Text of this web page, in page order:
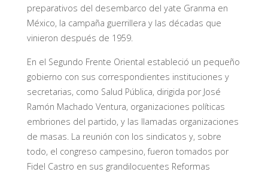
preparativos del desembarco del yate Granma en
México, la campaña guerrillera y las décadas que
vinieron después de 1959.
En el Segundo Frente Oriental estableció un pequeño
gobierno con sus correspondientes instituciones y
secretarias, como Salud Pública, dirigida por José
Ramón Machado Ventura, organizaciones políticas
embriones del partido, y las llamadas organizaciones
de masas. La reunión con los sindicatos y, sobre
todo, el congreso campesino, fueron tomados por
Fidel Castro en sus grandilocuentes Reformas